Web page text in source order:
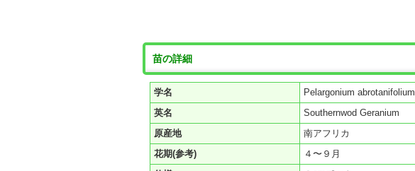
苗の詳細
学名
Pelargonium abrotanifolium
英名
Southernwod Geranium
原産地
南アフリカ
花期(参考)
４〜９月